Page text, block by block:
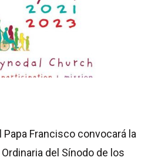
Papa Francisco convocará la
del Sínodo de los